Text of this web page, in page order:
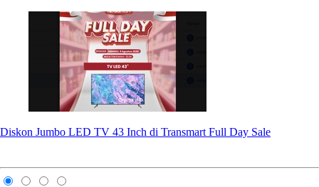
Diskon Jumbo LED TV 43 Inch di Transmart Full Day Sale